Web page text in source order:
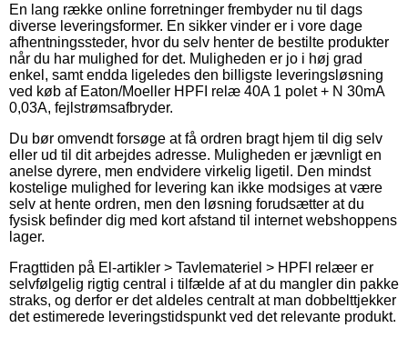
En lang række online forretninger frembyder nu til dags
diverse leveringsformer. En sikker vinder er i vore dage
afhentningssteder, hvor du selv henter de bestilte produkter
når du har mulighed for det. Muligheden er jo i høj grad
enkel, samt endda ligeledes den billigste leveringsløsning
ved køb af Eaton/Moeller HPFI relæ 40A 1 polet + N 30mA
0,03A, fejlstrømsafbryder.
Du bør omvendt forsøge at få ordren bragt hjem til dig selv
eller ud til dit arbejdes adresse. Muligheden er jævnligt en
anelse dyrere, men endvidere virkelig ligetil. Den mindst
kostelige mulighed for levering kan ikke modsiges at være
selv at hente ordren, men den løsning forudsætter at du
fysisk befinder dig med kort afstand til internet webshoppens
lager.
Fragttiden på El-artikler > Tavlemateriel > HPFI relæer er
selvfølgelig rigtig central i tilfælde af at du mangler din pakke
straks, og derfor er det aldeles centralt at man dobbelttjekker
det estimerede leveringstidspunkt ved det relevante produkt.